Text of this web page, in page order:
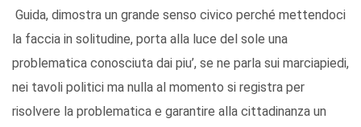
Guida, dimostra un grande senso civico perché mettendoci
la faccia in solitudine, porta alla luce del sole una
problematica conosciuta dai piu’, se ne parla sui marciapiedi,
nei tavoli politici ma nulla al momento si registra per
risolvere la problematica e garantire alla cittadinanza un